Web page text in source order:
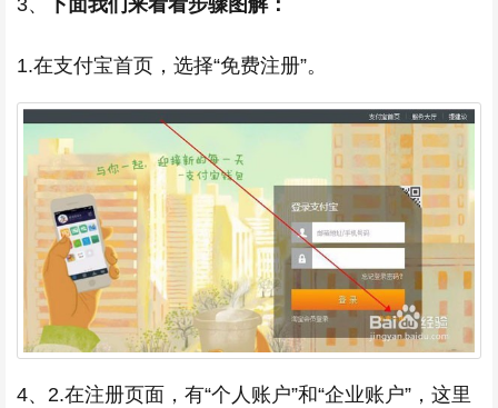
3、 下面我们来看看步骤图解：
1.在支付宝首页，选择“免费注册”。
4、2.在注册页面，有“个人账户”和“企业账户”，这里